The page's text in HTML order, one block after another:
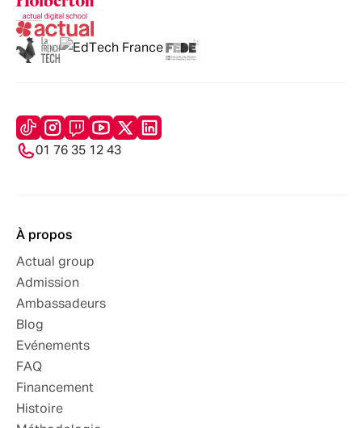
01 76 35 12 43
À propos
Actual group
Admission
Ambassadeurs
Blog
Evénements
FAQ
Financement
Histoire